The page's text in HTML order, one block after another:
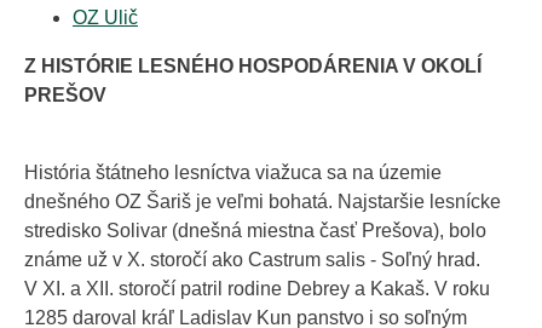
OZ Ulič
Z HISTÓRIE LESNÉHO HOSPODÁRENIA V OKOLÍ
PREŠOV
História štátneho lesníctva viažuca sa na územie
dnešného OZ Šariš je veľmi bohatá. Najstaršie lesnícke
stredisko Solivar (dnešná miestna časť Prešova), bolo
známe už v X. storočí ako Castrum salis - Soľný hrad.
V XI. a XII. storočí patril rodine Debrey a Kakaš. V roku
1285 daroval kráľ Ladislav Kun panstvo i so soľným